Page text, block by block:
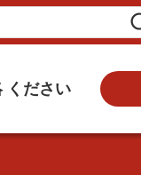
ください